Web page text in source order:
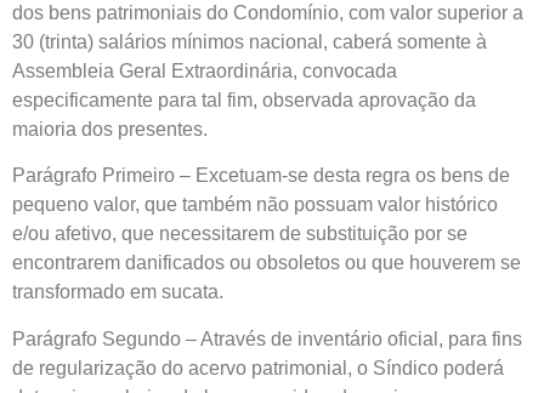
dos bens patrimoniais do Condomínio, com valor superior a
30 (trinta) salários mínimos nacional, caberá somente à
Assembleia Geral Extraordinária, convocada
especificamente para tal fim, observada aprovação da
maioria dos presentes.
Parágrafo Primeiro – Excetuam-se desta regra os bens de
pequeno valor, que também não possuam valor histórico
e/ou afetivo, que necessitarem de substituição por se
encontrarem danificados ou obsoletos ou que houverem se
transformado em sucata.
Parágrafo Segundo – Através de inventário oficial, para fins
de regularização do acervo patrimonial, o Síndico poderá